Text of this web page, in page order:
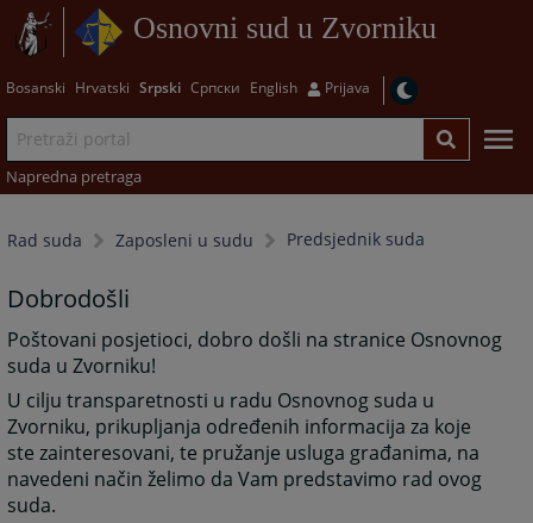
Osnovni sud u Zvorniku
Bosanski Hrvatski Srpski Српски English Prijava
Napredna pretraga
Rad suda Zaposleni u sudu Predsjednik suda
Dobrodošli
Poštovani posjetioci, dobro došli na stranice Osnovnog
suda u Zvorniku!
U cilju transparetnosti u radu Osnovnog suda u
Zvorniku, prikupljanja određenih informacija za koje
ste zainteresovani, te pružanje usluga građanima, na
navedeni način želimo da Vam predstavimo rad ovog
suda.